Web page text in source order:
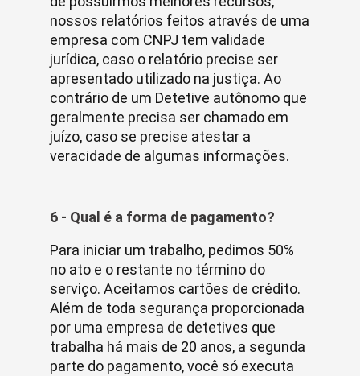
nossos relatórios feitos através de uma
empresa com CNPJ tem validade
jurídica, caso o relatório precise ser
apresentado utilizado na justiça. Ao
contrário de um Detetive autônomo que
geralmente precisa ser chamado em
juízo, caso se precise atestar a
veracidade de algumas informações.
6 - Qual é a forma de pagamento?
Para iniciar um trabalho, pedimos 50%
no ato e o restante no término do
serviço. Aceitamos cartões de crédito.
Além de toda segurança proporcionada
por uma empresa de detetives que
trabalha há mais de 20 anos, a segunda
parte do pagamento, você só executa